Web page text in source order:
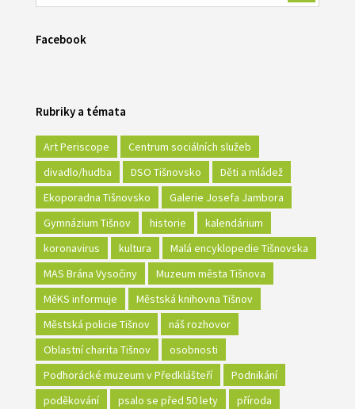
Facebook
Rubriky a témata
Art Periscope
Centrum sociálních služeb
divadlo/hudba
DSO Tišnovsko
Děti a mládež
Ekoporadna Tišnovsko
Galerie Josefa Jambora
Gymnázium Tišnov
historie
kalendárium
koronavirus
kultura
Malá encyklopedie Tišnovska
MAS Brána Vysočiny
Muzeum města Tišnova
MěKS informuje
Městská knihovna Tišnov
Městská policie Tišnov
náš rozhovor
Oblastní charita Tišnov
osobnosti
Podhorácké muzeum v Předklášteří
Podnikání
poděkování
psalo se před 50 lety
příroda